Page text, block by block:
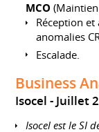
MCO
Réception
anomalies
Escalade.
Business
Isocel Juillet
Isocel est le SI